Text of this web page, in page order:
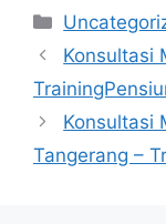
Categories
Konsultasi
Konsultasi
Tangerang –